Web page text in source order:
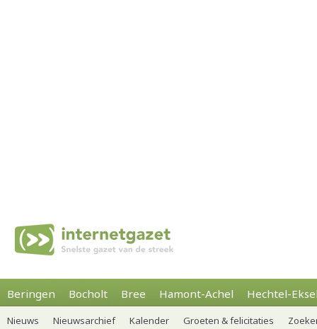
Beringen Bocholt Bree Hamont-Achel Hechtel-
Nieuws Nieuwsarchief Kalender Groeten & felicitaties